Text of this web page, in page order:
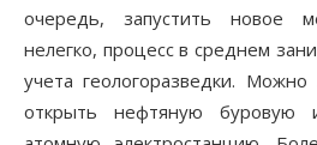
очередь, запустить новое
нелегко, процесс в среднем
учета геологоразведки.
открыть нефтяную буровую